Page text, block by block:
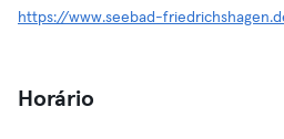
https://www.seebad-
Horário